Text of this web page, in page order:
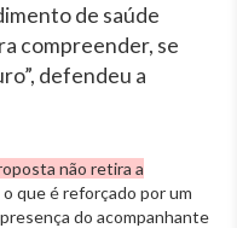
de saúde
compreender, se
defendeu a
não retira a
o que é reforçado por um
do acompanhante